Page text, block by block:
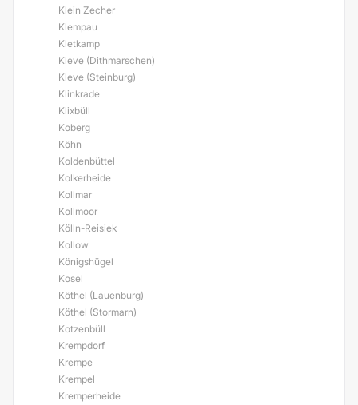
Klein Zecher
Klempau
Kletkamp
Kleve (Dithmarschen)
Kleve (Steinburg)
Klinkrade
Klixbüll
Koberg
Köhn
Koldenbüttel
Kolkerheide
Kollmar
Kollmoor
Kölln-Reisiek
Kollow
Königshügel
Kosel
Köthel (Lauenburg)
Köthel (Stormarn)
Kotzenbüll
Krempdorf
Krempe
Krempel
Kremperheide